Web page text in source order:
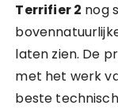
Terrifier 2 nog
laten zien. De
met het werk
beste